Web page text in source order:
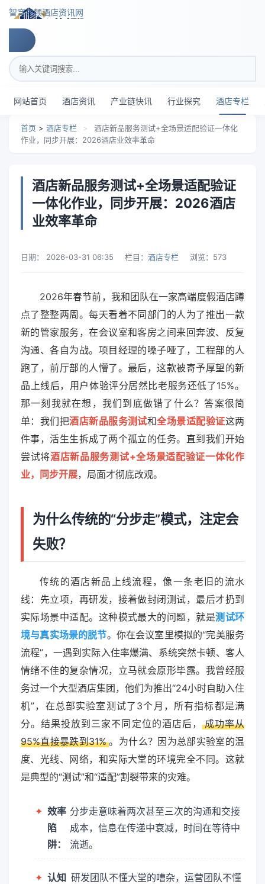
跳转到主要内容
智穹界顿酒店资讯网
搜索关键词
网站首页 酒店资讯 产业链快讯 行业探究 酒店专栏
首页 > 酒店专栏 >
酒店新品服务测试+全场景适配验证一体化
作业，同步开展：2026酒店业效率革命
酒店新品服务测试+全场景适配验证
一体化作业，同步开展：2026酒店
业效率革命
日期： 2026-03-31 06:35 栏目： 酒店专栏 浏览： 573
2026年春节前，我和团队在一家高端度假酒店蹲
点了整整两周。每天看着不同部门的人为了推出一款
新的管家服务，在会议室和客房之间来回奔波、反复
沟通、各自为战。项目经理的嗓子哑了，工程部的人
跑了，前厅部的人懵了。最后，这款被寄予厚望的新
品上线后，用户体验评分居然比老服务还低了15%。
那一刻我就在想，我们到底做错了什么？答案很简
单：我们把酒店新品服务测试和全场景适配验证这两
件事，活生生拆成了两个孤立的任务。直到我们开始
尝试将酒店新品服务测试+全场景适配验证一体化作
业，同步开展，局面才彻底改观。
为什么传统的“分步走”模式，注定会
失败？
传统的酒店新品上线流程，像一条老旧的流水
线：先立项，再研发，接着做封闭测试，最后才扔到
实际场景中适配。这种模式最大的问题，就是测试环
境与真实场景的脱节。你在会议室里模拟的“完美服务
流程”，一遇到实际入住率爆满、系统突然卡顿、客人
情绪不佳的复杂情况，立马就会原形毕露。我曾经服
务过一个大型酒店集团，他们为推出“24小时自助入住
机”，在总部实验室测试了3个月，所有指标都是满
分。结果投放到三家不同定位的酒店后，
成功率从
95%直接暴跌到31% 。为什么？因为总部实验室的温
度、光线、网络，和实际大堂的环境完全不同。这就
是典型的“测试”和“适配”割裂带来的灾难。
✦ 效率
陷
阱：
分步走意味着两次甚至三次的沟通和交接
成本，信息在传递中衰减，时间在等待中
流逝。
✦ 认知 研发团队不懂大堂的嘈杂，运营团队不懂